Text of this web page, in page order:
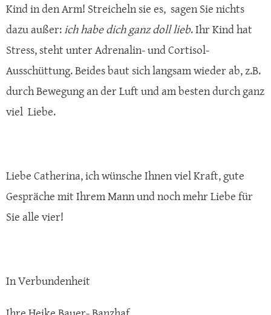
Kind in den Arm! Streicheln sie es, sagen Sie nichts
dazu außer:ich habe dich ganz doll lieb. Ihr Kind hat
Stress, steht unter Adrenalin- und Cortisol-
Ausschüttung. Beides baut sich langsam wieder ab, z.B.
durch Bewegung an der Luft und am besten durch ganz
viel Liebe.
Liebe Catherina, ich wünsche Ihnen viel Kraft, gute
Gespräche mit Ihrem Mann und noch mehr Liebe für
Sie alle vier!
In Verbundenheit